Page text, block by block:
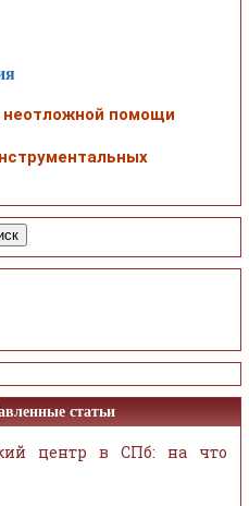
неотложной помощи
статьи
центр в СПб: на что